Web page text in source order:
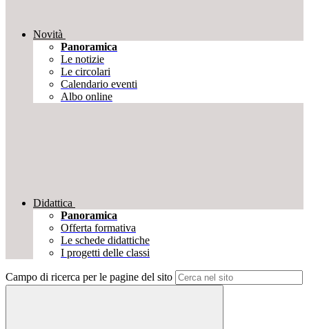
Novità
Panoramica
Le notizie
Le circolari
Calendario eventi
Albo online
Didattica
Panoramica
Offerta formativa
Le schede didattiche
I progetti delle classi
Campo di ricerca per le pagine del sito